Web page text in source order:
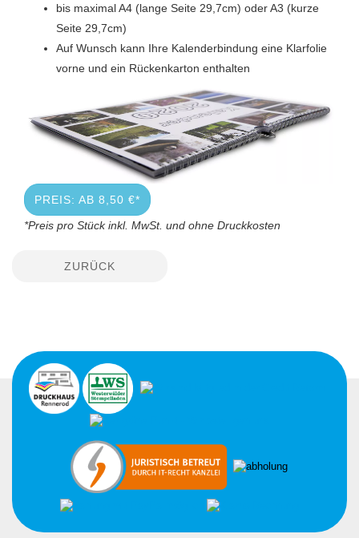
bis maximal A4 (lange Seite 29,7cm) oder A3 (kurze
Seite 29,7cm)
Auf Wunsch kann Ihre Kalenderbindung eine Klarfolie
vorne und ein Rückenkarton enthalten
PREIS: AB 8,50 €*
*Preis pro Stück inkl. MwSt. und ohne Druckkosten
ZURÜCK